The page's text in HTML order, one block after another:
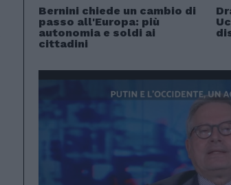
Bernini chiede un cambio di
passo all'Europa: più
autonomia e soldi ai
cittadini